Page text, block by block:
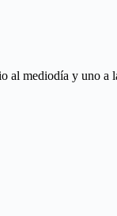
al mediodía y uno a